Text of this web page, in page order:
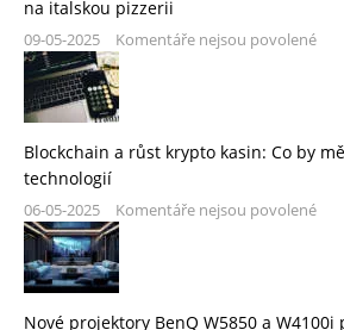
na italskou pizzerii
09-05-2025 Komentáře nejsou povolené
Blockchain a růst krypto kasin: Co by
technologií
06-05-2025 Komentáře nejsou povolené
Nové projektory BenQ W5850 a